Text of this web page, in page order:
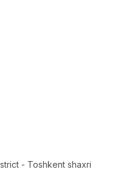
- Toshkent shaxri